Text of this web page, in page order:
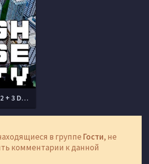
Highrise City (1.2.2 + 3 DLC)
в группе Гости, не
комментарии к данной